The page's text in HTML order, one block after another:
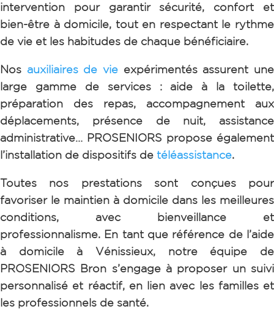
intervention pour garantir sécurité, confort et
bien-être à domicile, tout en respectant le rythme
de vie et les habitudes de chaque bénéficiaire.
Nos auxiliaires de vie expérimentés assurent une
large gamme de services : aide à la toilette,
préparation des repas, accompagnement aux
déplacements, présence de nuit, assistance
administrative… PROSENIORS propose également
l’installation de dispositifs de téléassistance.
Toutes nos prestations sont conçues pour
favoriser le maintien à domicile dans les meilleures
conditions, avec bienveillance et
professionnalisme. En tant que référence de l’aide
à domicile à Vénissieux, notre équipe de
PROSENIORS Bron s’engage à proposer un suivi
personnalisé et réactif, en lien avec les familles et
les professionnels de santé.